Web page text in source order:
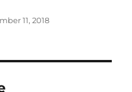
11, 2018